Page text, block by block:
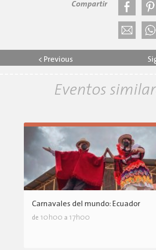
Compartir
< Previous
Eventos
Carnavales del mundo: Ecuador
de 10h00 a 17h00